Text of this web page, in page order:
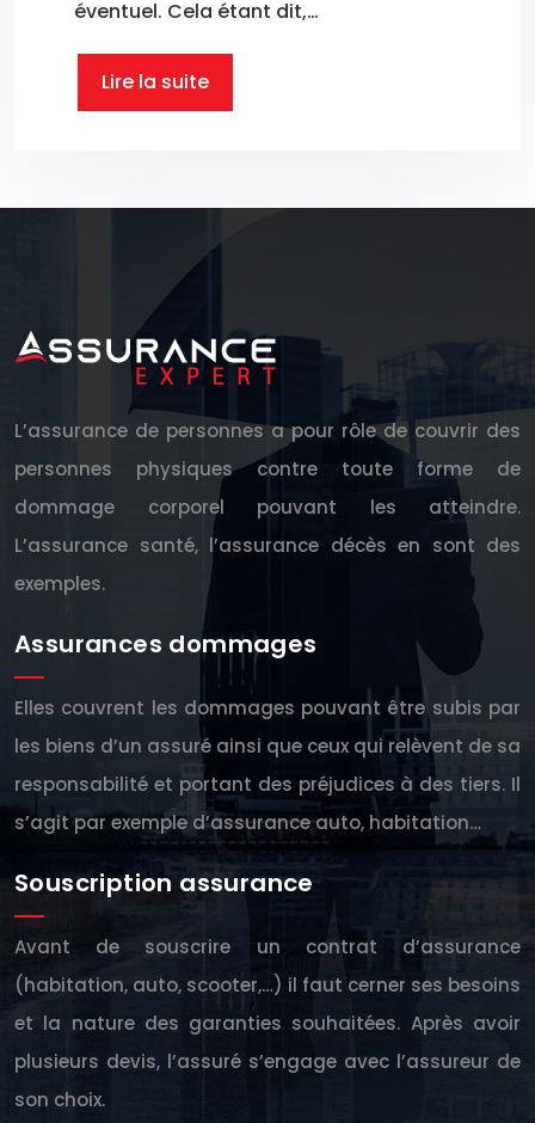
éventuel. Cela étant dit,…
Lire la suite
L’assurance de personnes a pour rôle de couvrir des
personnes physiques contre toute forme de
dommage corporel pouvant les atteindre.
L’assurance santé, l’assurance décès en sont des
exemples.
Assurances dommages
Elles couvrent les dommages pouvant être subis par
les biens d’un assuré ainsi que ceux qui relèvent de sa
responsabilité et portant des préjudices à des tiers. Il
s’agit par exemple d’assurance auto, habitation…
Souscription assurance
Avant de souscrire un contrat d’assurance
(habitation, auto, scooter,…) il faut cerner ses besoins
et la nature des garanties souhaitées. Après avoir
plusieurs devis, l’assuré s’engage avec l’assureur de
son choix.